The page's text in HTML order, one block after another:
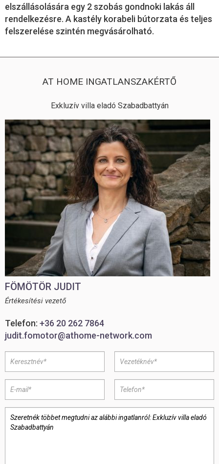
elszállásolására egy 2 szobás gondnoki lakás áll
rendelkezésre. A kastély korabeli bútorzata és teljes
felszerelése szintén megvásárolható.
AT HOME INGATLANSZAKÉRTŐ
Exkluzív villa eladó Szabadbattyán
FÖMÖTÖR JUDIT
Értékesítési vezető
Telefon: +36 20 262 7864
judit.fomotor@athome-network.com